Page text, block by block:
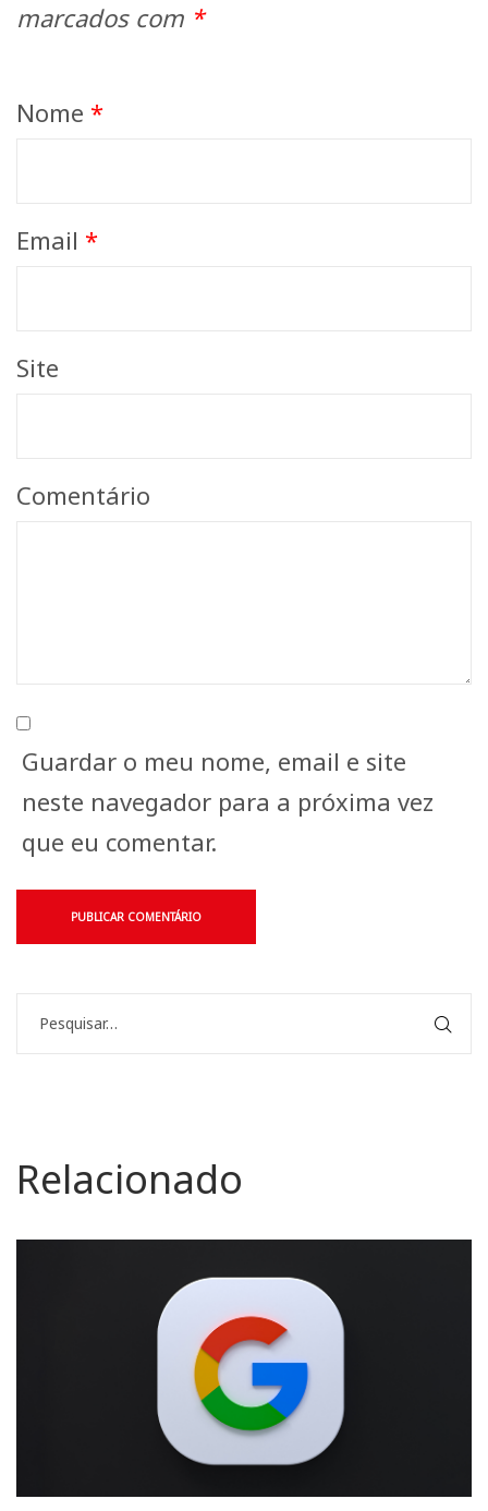
marcados com *
Nome *
Email *
Site
Comentário
Guardar o meu nome, email e site
neste navegador para a próxima vez
que eu comentar.
Relacionado